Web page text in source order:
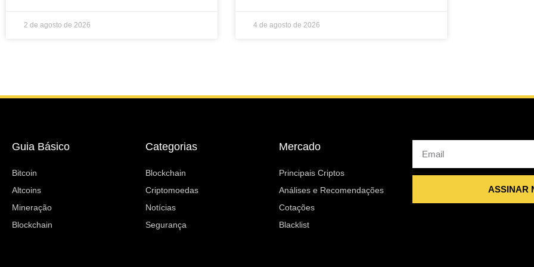
2 de agosto de 2026 4 de agosto de 2026
Guia Básico
Bitcoin
Altcoins
Mineração
Blockchain
Categorias
Blockchain
Criptomoedas
Notícias
Segurança
Mercado
Principais Criptos
Análises e Recomendações
Cotações
Blacklist
ASSINAR